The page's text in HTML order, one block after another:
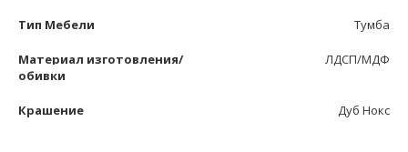
Тип Мебели Тумба
Материал изготовления/
обивки
ЛДСП/МДФ
Крашение Дуб Нокс